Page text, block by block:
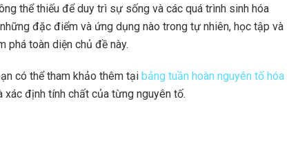
thể thiếu để duy trì sự sống và các quá trình sinh hóa
đặc điểm và ứng dụng nào trong tự nhiên, học tập và
phá toàn diện chủ đề này.
có thể tham khảo thêm tại bảng tuần hoàn nguyên tố hóa
định tính chất của từng nguyên tố.